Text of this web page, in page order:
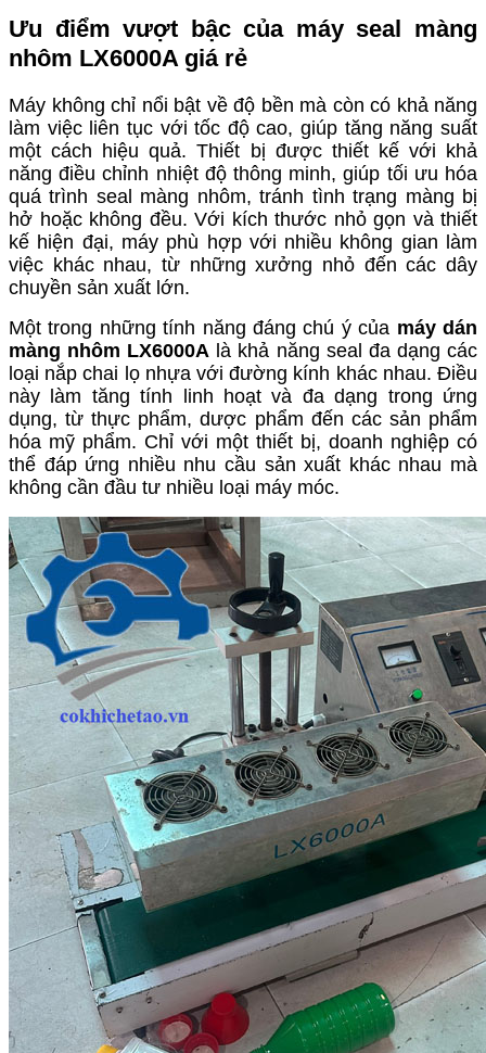
Ưu điểm vượt bậc của máy seal màng
nhôm LX6000A giá rẻ
Máy không chỉ nổi bật về độ bền mà còn có khả năng
làm việc liên tục với tốc độ cao, giúp tăng năng suất
một cách hiệu quả. Thiết bị được thiết kế với khả
năng điều chỉnh nhiệt độ thông minh, giúp tối ưu hóa
quá trình seal màng nhôm, tránh tình trạng màng bị
hở hoặc không đều. Với kích thước nhỏ gọn và thiết
kế hiện đại, máy phù hợp với nhiều không gian làm
việc khác nhau, từ những xưởng nhỏ đến các dây
chuyền sản xuất lớn.
Một trong những tính năng đáng chú ý của máy dán
màng nhôm LX6000A là khả năng seal đa dạng các
loại nắp chai lọ nhựa với đường kính khác nhau. Điều
này làm tăng tính linh hoạt và đa dạng trong ứng
dụng, từ thực phẩm, dược phẩm đến các sản phẩm
hóa mỹ phẩm. Chỉ với một thiết bị, doanh nghiệp có
thể đáp ứng nhiều nhu cầu sản xuất khác nhau mà
không cần đầu tư nhiều loại máy móc.